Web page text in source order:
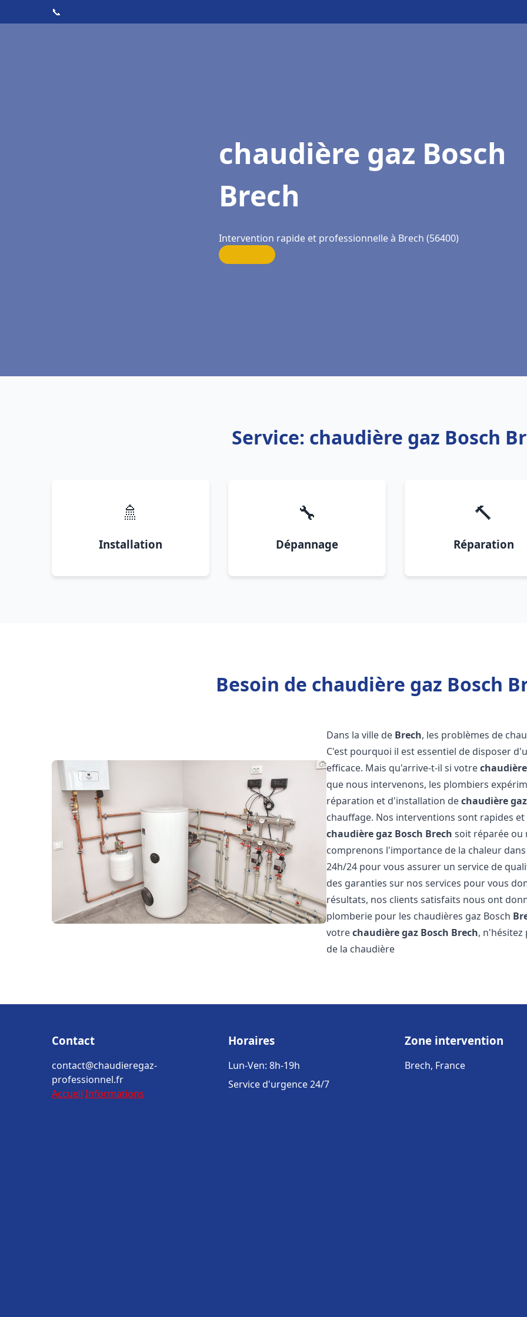
📞
chaudière gaz Bosch
Brech
Intervention rapide et professionnelle à Brech (56400)
Service: chaudière gaz Bosch
🚿
Installation
🔧
Dépannage
🔨
Réparation
Besoin de chaudière gaz Bosch
Dans la ville de Brech, les problèmes de
C'est pourquoi il est essentiel de disposer
efficace. Mais qu'arrive-t-il si votre
que nous intervenons, les plombiers
réparation et d'installation dechaudière
chauffage. Nos interventions sont rapides
chaudière gaz Bosch Brech soit réparée ou
comprenons l'importance de la chaleur
24h/24 pour vous assurer un service de
des garanties sur nos services pour vous
résultats, nos clients satisfaits nous ont
plomberie pour les chaudières gaz Bosch
votrechaudière gaz Bosch Brech, n'hésitez
de la chaudière
Contact
contact@chaudieregaz-
professionnel.fr
Accueil Informations
Horaires
Lun-Ven: 8h-19h
Service d'urgence 24/7
Zone intervention
Brech, France